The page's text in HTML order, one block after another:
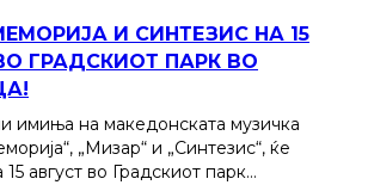
И СИНТЕЗИС НА 15
ГРАДСКИОТ ПАРК ВО
имиња на македонската музичка
„Мизар“ и „Синтезис“, ќе
15 август во Градскиот парк…